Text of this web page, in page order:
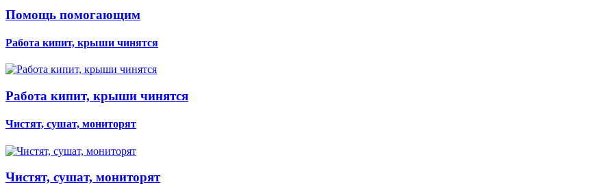
Помощь помогающим
Работа кипит, крыши чинятся
Работа кипит, крыши чинятся
Чистят, сушат, мониторят
Чистят, сушат, мониторят